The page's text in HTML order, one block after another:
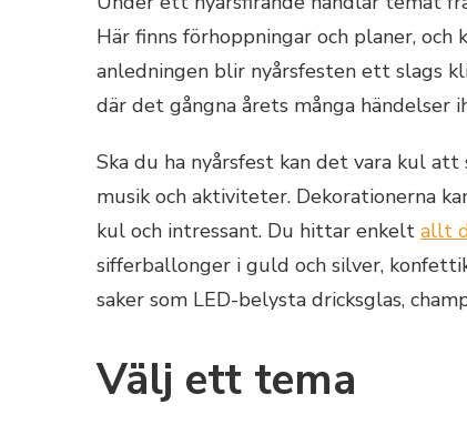
Här finns förhoppningar och planer,
anledningen blir nyårsfesten ett slags
där det gångna årets många händelser
Ska du ha nyårsfest kan det vara kul
musik och aktiviteter. Dekorationerna
kul och intressant. Du hittar enkelt allt
sifferballonger i guld och silver,
saker som LED-belysta dricksglas,
Välj ett tema